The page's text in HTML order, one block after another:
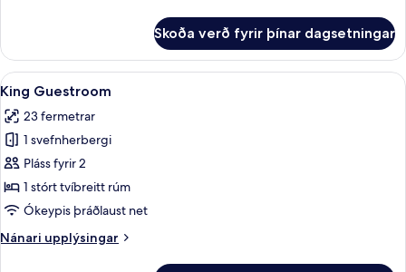
Guestroom
Skoða verð fyrir þínar dagsetningar
Skoða
allar
myndir
fyrir
King
Guestroom
Öryggishólf í herbergi, skrifborð,
16
King Guestroom
23 fermetrar
1 svefnherbergi
Pláss fyrir 2
1 stórt tvíbreitt rúm
Ókeypis þráðlaust net
Nánari upplýsingar
Nánari